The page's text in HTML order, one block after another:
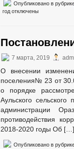
Опубликовано в
год отключены
7 марта, 2019
О внесении
поселения№ 23 от
о порядке
Аульского
администрации
противодействия
2018-2020 годы Об […]
Опубликовано в